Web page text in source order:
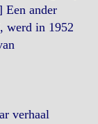
ander
werd in 1952
verhaal